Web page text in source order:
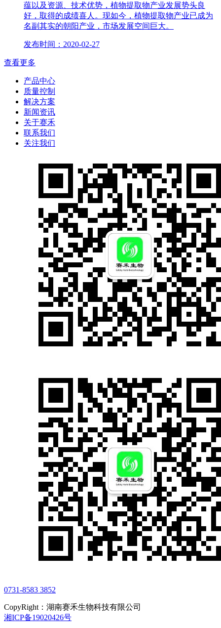
蕴以及资源、技术优势，植物提取物产业发展势头良
好，取得的成绩喜人。现如今，植物提取物产业已成为
名副其实的朝阳产业，市场发展空间巨大。
发布时间：2020-02-27
查看更多
产品中心
质量控制
解决方案
新闻资讯
关于赛禾
联系我们
关注我们
0731-8583 3852
CopyRight：湖南赛禾生物科技有限公司
湘ICP备19020426号